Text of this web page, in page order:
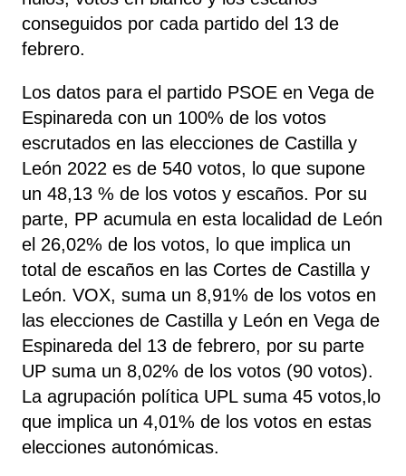
conseguidos por cada partido del 13 de
febrero.
Los datos para el partido PSOE en Vega de
Espinareda con un 100% de los votos
escrutados en las elecciones de Castilla y
León 2022 es de 540 votos, lo que supone
un 48,13 % de los votos y escaños. Por su
parte, PP acumula en esta localidad de León
el 26,02% de los votos, lo que implica un
total de escaños en las Cortes de Castilla y
León. VOX, suma un 8,91% de los votos en
las elecciones de Castilla y León en Vega de
Espinareda del 13 de febrero, por su parte
UP suma un 8,02% de los votos (90 votos).
La agrupación política UPL suma 45 votos,lo
que implica un 4,01% de los votos en estas
elecciones autonómicas.